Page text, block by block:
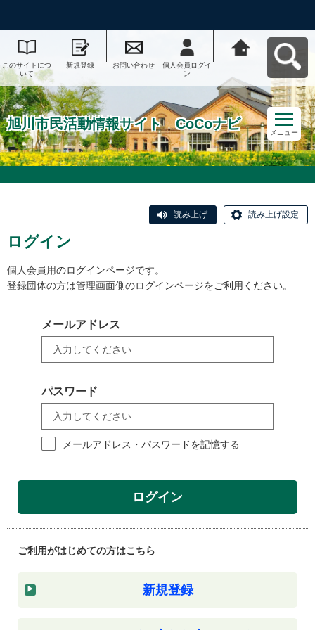
このサイトにつ
いて
新規登録 お問い合わせ
個人会員ログイ
ン
ナビへ戻る
旭川市民活動情報サイト CoCoナビ
メニュー
読み上げ 読み上げ設定
ログイン
個人会員用のログインページです。
登録団体の方は管理画面側のログインページをご利用ください。
メールアドレス
パスワード
メールアドレス・パスワードを記憶する
ログイン
ご利用がはじめての方はこちら
新規登録